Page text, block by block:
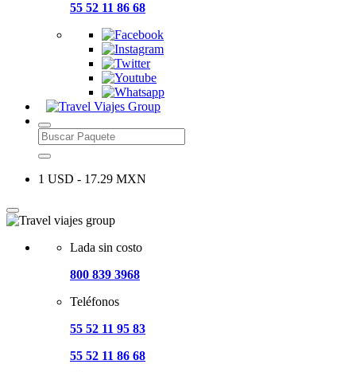
55 52 11 86 68
1 USD - 17.29 MXN
Lada sin costo
800 839 3968
Teléfonos
55 52 11 95 83
55 52 11 86 68